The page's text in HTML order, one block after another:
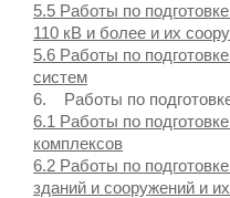
5.5 Работы по
110 кВ и более и их
5.6 Работы по
систем
6. Работы по
6.1 Работы по
комплексов
6.2 Работы по
зданий и сооружений и